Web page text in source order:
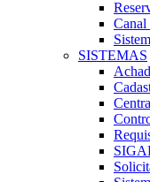
Canal
SISTEMAS